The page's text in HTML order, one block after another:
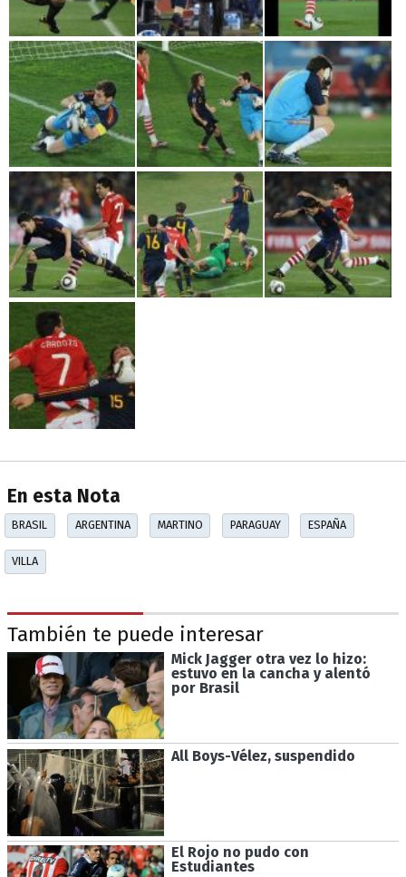
En esta Nota
BRASIL ARGENTINA MARTINO PARAGUAY ESPAÑA
VILLA
También te puede interesar
Mick Jagger otra vez lo hizo:
estuvo en la cancha y alentó
por Brasil
All Boys-Vélez, suspendido
El Rojo no pudo con
Estudiantes